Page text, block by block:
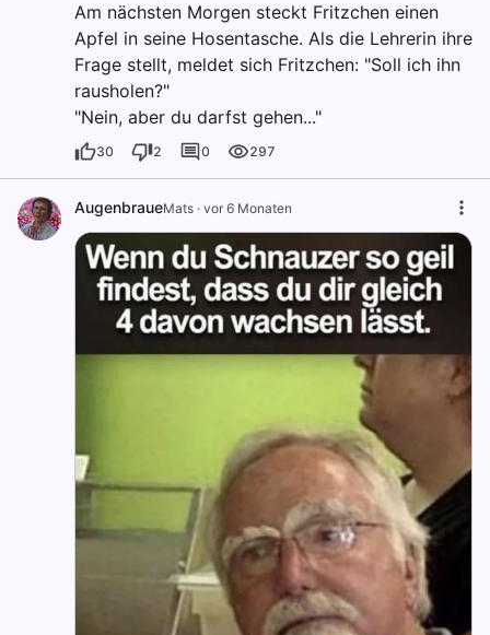
Am nächsten Morgen steckt Fritzchen einen
Apfel in seine Hosentasche. Als die Lehrerin ihre
Frage stellt, meldet sich Fritzchen: "Soll ich ihn
rausholen?"
"Nein, aber du darfst gehen..."
30 2 0 297
AugenbraueMats · vor 6 Monaten